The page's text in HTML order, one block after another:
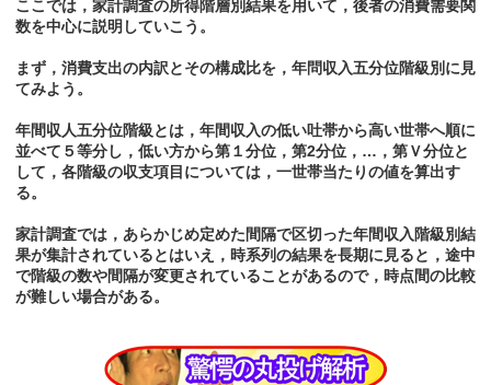
ここでは，家計調査の所得階層別結果を用いて，後者の消費需要関
数を中心に説明していこう。
まず，消費支出の内訳とその構成比を，年問収入五分位階級別に見
てみよう。
年間収人五分位階級とは，年間収入の低い吐帯から高い世帯へ順に
並べて５等分し，低い方から第１分位，第2分位，…，第Ｖ分位と
して，各階級の収支項目については，一世帯当たりの値を算出す
る。
家計調査では，あらかじめ定めた間隔で区切った年間収入階級別結
果が集計されているとはいえ，時系列の結果を長期に見ると，途中
で階級の数や間隔が変更されていることがあるので，時点間の比較
が難しい場合がある。